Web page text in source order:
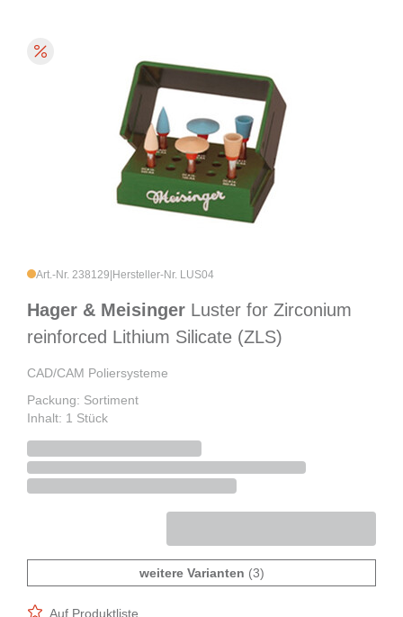
Art.-Nr. 238129 Hersteller-Nr. LUS04
Hager & Meisinger Luster for Zirconium
reinforced Lithium Silicate (ZLS)
CAD/CAM Poliersysteme
Packung: Sortiment
Inhalt: 1 Stück
weitere Varianten (3)
Auf Produktliste